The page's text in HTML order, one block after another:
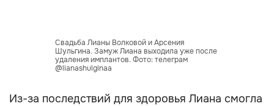
Свадьба Лианы Волковой и Арсения
Шульгина. Замуж Лиана выходила уже после
удаления имплантов. Фото: телеграм
@lianashulginaa
Из-за последствий для здоровья Лиана смогла